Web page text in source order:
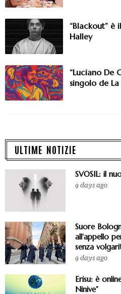
“Blackout” è
Halley
“Luciano De
singolo de
ULTIME NOTIZIE
SVOSIL: il
9 days ago
Suore
all'appello
senza
9 days ago
Erisu: è
Ninive”